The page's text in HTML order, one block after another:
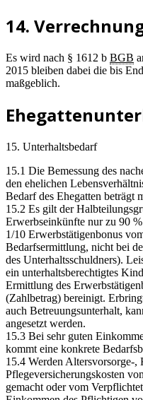
14.
Es wird nach § 1612 b BGB
2015 bleiben dabei die bis
maßgeblich.
15. Unterhaltsbedarf
15.1 Die Bemessung des
den ehelichen
Bedarf des Ehegatten beträgt
15.2 Es gilt der
Erwerbseinkünfte nur zu 90
1/10 Erwerbstätigenbonus
Bedarfsermittlung, nicht bei
des Unterhaltsschuldners).
ein unterhaltsberechtigtes
Ermittlung des
(Zahlbetrag) bereinigt.
auch Betreuungsunterhalt,
angesetzt werden.
15.3 Bei sehr guten
kommt eine konkrete
15.4 Werden Altersvorsorge-,
Pflegeversicherungskosten
gemacht oder vom